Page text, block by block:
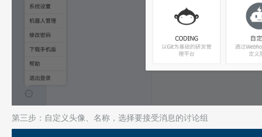
第三步：自定义头像、名称，选择要接受消息的讨论组